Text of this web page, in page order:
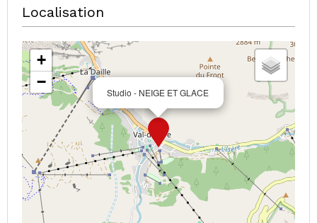
Localisation
Studio - NEIGE ET GLACE
+
−